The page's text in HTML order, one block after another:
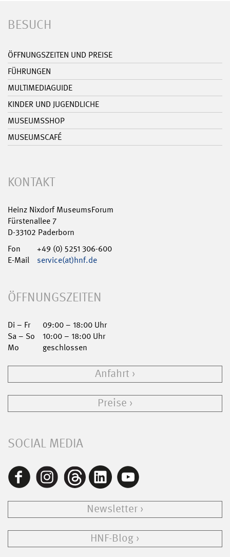
BESUCH
ÖFFNUNGSZEITEN UND PREISE
FÜHRUNGEN
MULTIMEDIAGUIDE
KINDER UND JUGENDLICHE
MUSEUMSSHOP
MUSEUMSCAFÉ
KONTAKT
Heinz Nixdorf MuseumsForum
Fürstenallee 7
D-33102 Paderborn
Fon
+49 (0) 5251 306-600
E-Mail
service(at)hnf.de
ÖFFNUNGSZEITEN
Di – Fr
09:00 – 18:00 Uhr
Sa – So
10:00 – 18:00 Uhr
Mo
geschlossen
Anfahrt
Preise
SOCIAL MEDIA
Newsletter
HNF-Blog